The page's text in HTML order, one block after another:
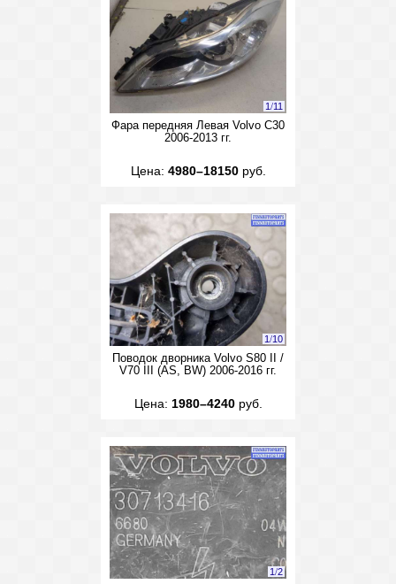
1/11
Фара передняя Левая Volvo C30
2006-2013 гг.
Цена: 4980–18150руб.
1/10
Поводок дворника Volvo S80 II /
V70 III (AS, BW) 2006-2016 гг.
Цена: 1980–4240руб.
1/2